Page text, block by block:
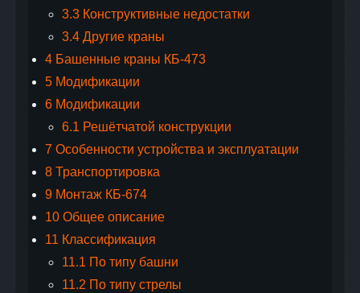
3.3Конструктивные недостатки
3.4Другие краны
4Башенные краны КБ-473
5Модификации
6Модификации
6.1 Решётчатой конструкции
7 Особенности устройства и эксплуатации
8Транспортировка
9Монтаж КБ-674
10Общее описание
11 Классификация
11.1 По типу башни
11.2 По типу стрелы